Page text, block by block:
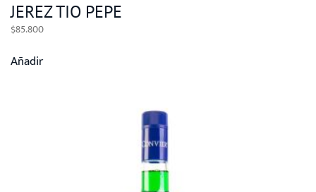
JEREZ TIO PEPE
$85.800
Añadir